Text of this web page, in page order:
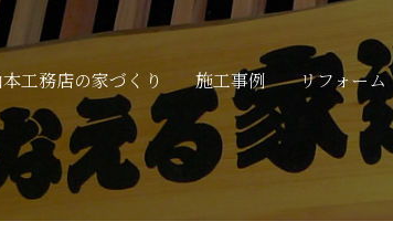
工務店の家づくり 施工事例 リフォーム